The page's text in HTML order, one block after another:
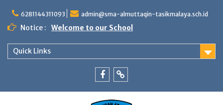
content
6281144311093 admin@sma-almuttaqin-tasikmalaya.sch.id
Notice : Welcome to our School
Quick Links